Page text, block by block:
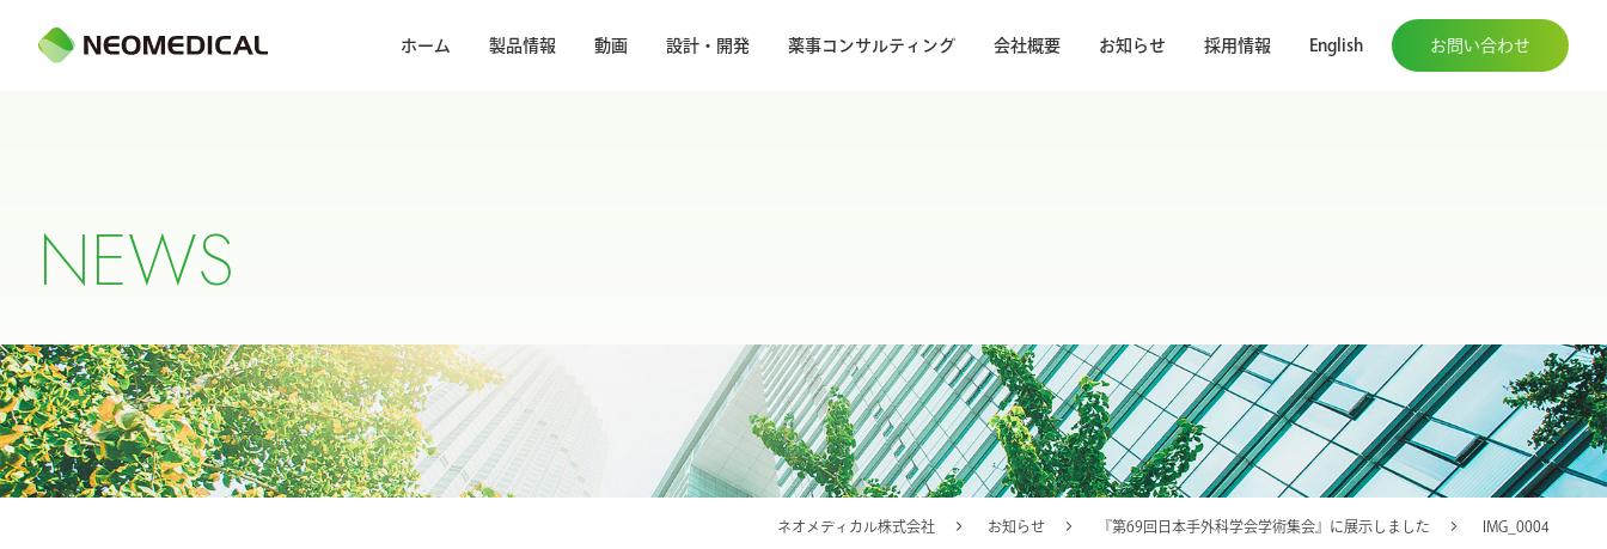
ホーム 製品情報 動画 設計・開発 薬事コンサルティング 会社概要 お知らせ 採用情報 English お問い合わせ
NEWS
ネオメディカル株式会社 お知らせ 『第69回日本手外科学会学術集会』に展示しました IMG_0004